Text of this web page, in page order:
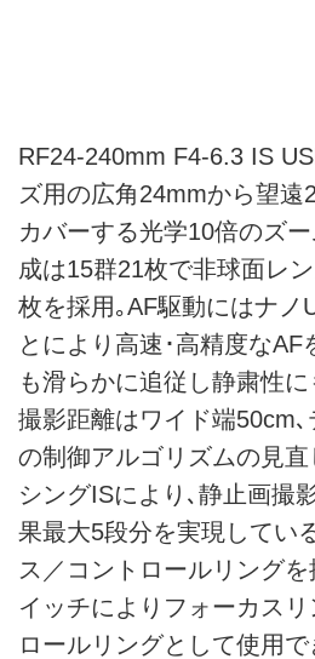
RF24-240mm F4-6.3 IS
ズ用の広角24mmから望
カバーする光学10倍のズ
成は15群21枚で非球面レ
枚を採用｡AF駆動にはナノ
とにより高速･高精度なAF
も滑らかに追従し静粛性
撮影距離はワイド端50cm
の制御アルゴリズムの見
シングISにより､静止画撮
果最大5段分を実現してい
ス／コントロールリング
イッチによりフォーカス
ロールリングとして使用で